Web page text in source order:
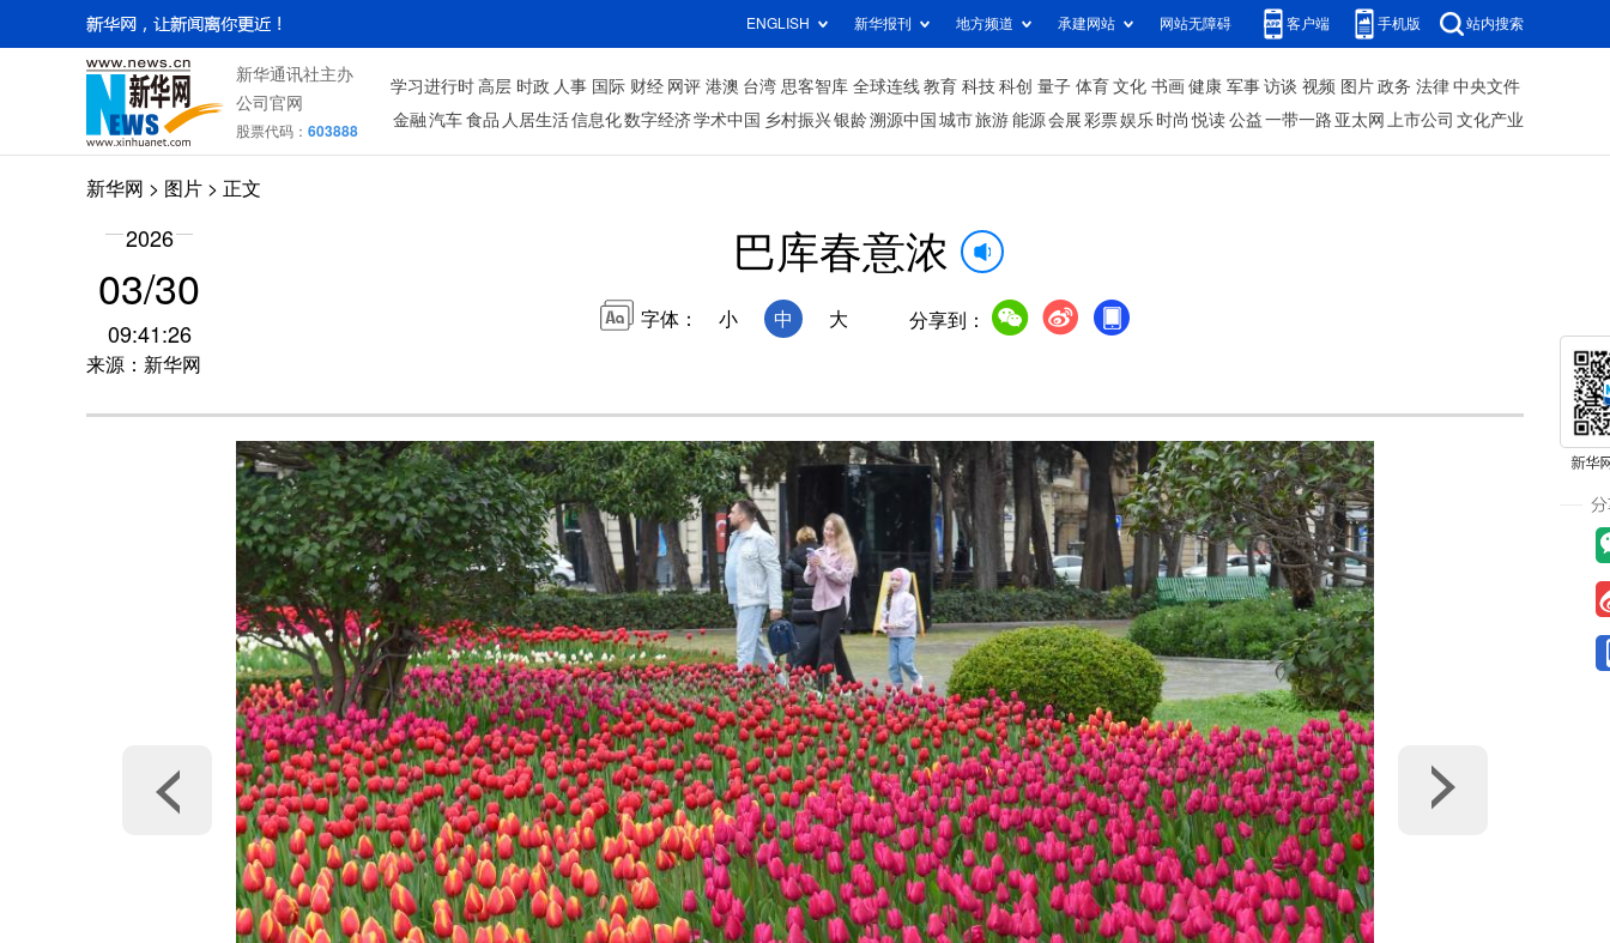
ENGLISH 新华报刊 地方频道 承建网站 网站无障碍 客户端 手机版 站内搜索
新华通讯社主办
公司官网
股票代码： 603888
学习进行时 高层 时政 人事 国际 财经 网评 港澳 台湾 思客智库 全球连线 教育 科技 科创 量子 体育 文化 书画 健康 军事 访谈 视频 图片 政务 法律 中央文件
金融 汽车 食品 人居生活信息化数字经济学术中国 乡村振兴银龄溯源中国 城市旅游 能源 会展 彩票娱乐 时尚 悦读 公益 一带一路 亚太网 上市公司 文化产业
新华网 > 图片 > 正文
2026
03/30
09:41:26
来源：新华网
巴库春意浓
字体： 小 中 大 分享到：